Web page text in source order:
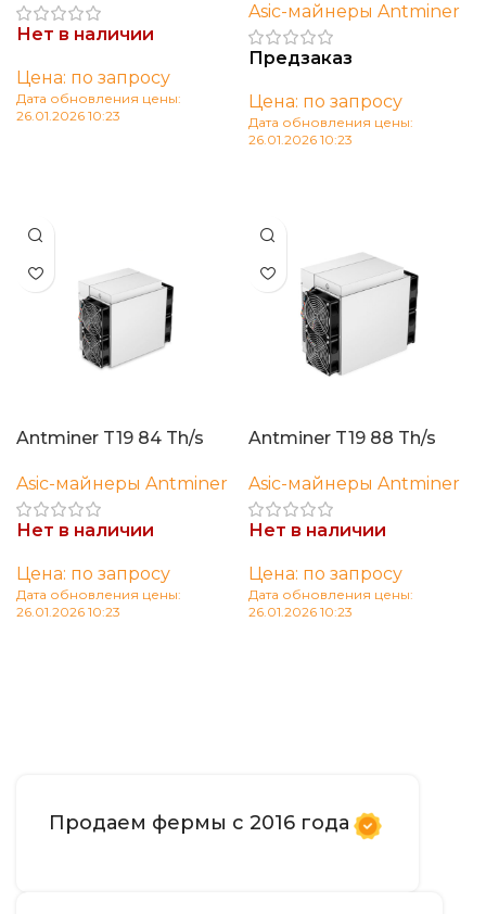
Нет в наличии
Цена: по запросу
Дата обновления цены:
26.01.2026 10:23
Asic-майнеры Antminer
Предзаказ
Цена: по запросу
Дата обновления цены:
26.01.2026 10:23
Antminer T19 84 Th/s
Asic-майнеры Antminer
Нет в наличии
Цена: по запросу
Дата обновления цены:
26.01.2026 10:23
Antminer T19 88 Th/s
Asic-майнеры Antminer
Нет в наличии
Цена: по запросу
Дата обновления цены:
26.01.2026 10:23
Продаем фермы с 2016 года